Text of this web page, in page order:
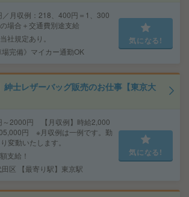
／月収例：218、400円＝1、300
場合＋交通費別途支給
社規定あり。
場完備》マイカー通勤OK
気になる!
紳士レザーバッグ販売のお仕事【東京大
～2000円 【月収例】時給2,000
円 ※月収例は一例です。勤
変動いたします。
支給！
区 【最寄り駅】東京駅
気になる!